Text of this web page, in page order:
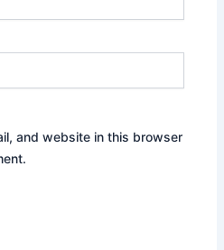
and website in this browser